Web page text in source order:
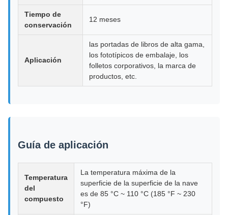
Tiempo de
conservación
12 meses
Aplicación
las portadas de libros de alta gama,
los fototípicos de embalaje, los
folletos corporativos, la marca de
productos, etc.
Guía de aplicación
Temperatura
del
compuesto
La temperatura máxima de la
superficie de la superficie de la nave
es de 85 °C ~ 110 °C (185 °F ~ 230
°F)